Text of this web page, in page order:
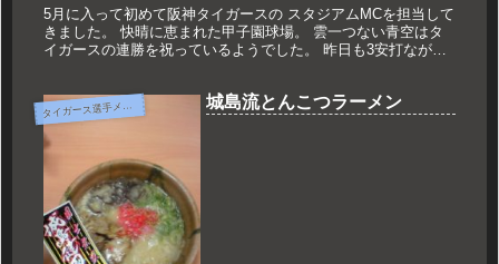
5月に入って初めて阪神タイガースの スタジアムMCを担当して
きました。 快晴に恵まれた甲子園球場。 雲一つない青空はタ
イガースの連勝を祝っているようでした。 昨日も3安打ながら
タ
イガース選手メニュー 城島流とんこつラーメン